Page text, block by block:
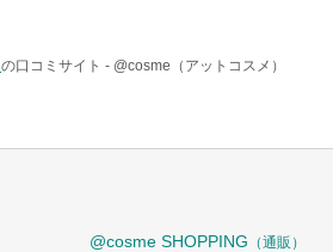
の口コミサイト - @cosme（アットコスメ）
@cosme SHOPPING （通販）